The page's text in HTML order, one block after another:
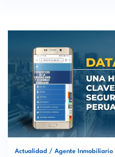
Actualidad / Agente Inmobiliario